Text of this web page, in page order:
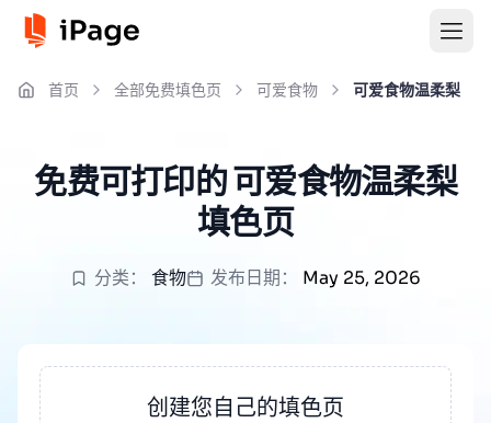
首页 全部免费填色页 可爱食物 可爱食物温柔梨
免费可打印的 可爱食物温柔梨
填色页
分类： 食物 发布日期： May 25, 2026
创建您自己的填色页